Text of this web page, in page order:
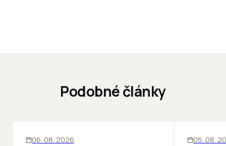
Podobné články
06. 08. 2026 05. 08.